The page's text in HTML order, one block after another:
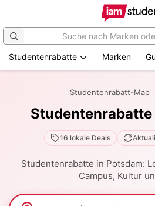
Studentenrabatte Marken
Studentenrabatt-Map
Studentenrabatte
16 lokale Deals
Studentenrabatte in Potsdam:
Campus, Kultur